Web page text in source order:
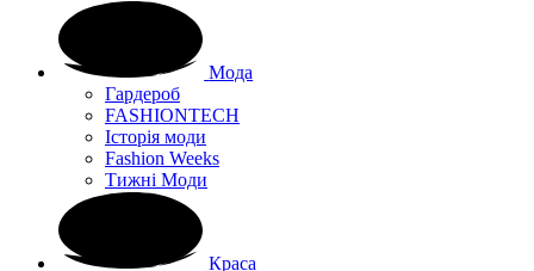
Мода
Гардероб
FASHIONTECH
Історія моди
Fashion Weeks
Тижні Моди
Краса